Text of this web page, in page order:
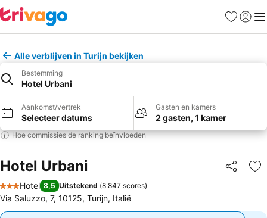
Favorieten
Alle verblijven in Turijn bekijken
Bestemming
Hotel Urbani
Aankomst/vertrek
Selecteer datums
Gasten en kamers
2 gasten, 1 kamer
Hoe commissies de ranking beïnvloeden
Hotel Urbani Delen
3 Sterren
Hotel 8,5 Uitstekend (8.847 scores)
Via Saluzzo, 7, 10125, Turijn, Italië